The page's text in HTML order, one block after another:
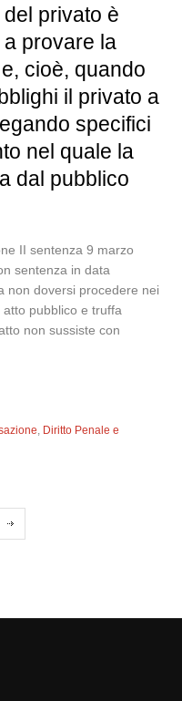
privato è
provare la
cioè, quando
il privato a
specifici
nel quale la
dal pubblico
II sentenza 9 marzo
sentenza in data
non doversi procedere nei
pubblico e truffa
non sussiste con
, Diritto Penale e